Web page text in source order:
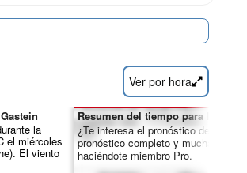
Ver por hora
la
el miércoles
El viento
Resumen del tiempo para los días
¿Te interesa el pronóstico de 16
pronóstico completo y muchas más
haciéndote miembro Pro.